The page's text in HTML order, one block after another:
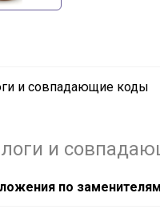
и совпадающие коды
и
по заменителям